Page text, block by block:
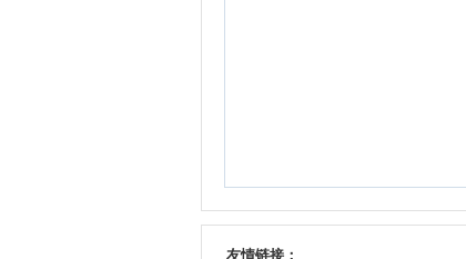
友情链接：